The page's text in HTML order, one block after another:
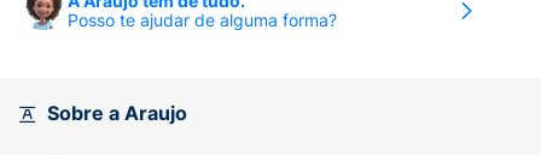
picadas dos mosquitos, além de proteção
OFF! Family Loção sobre as partes expostas
do corpo e massageie a área até que o
Posso te ajudar de alguma forma?
Sobre a Araujo